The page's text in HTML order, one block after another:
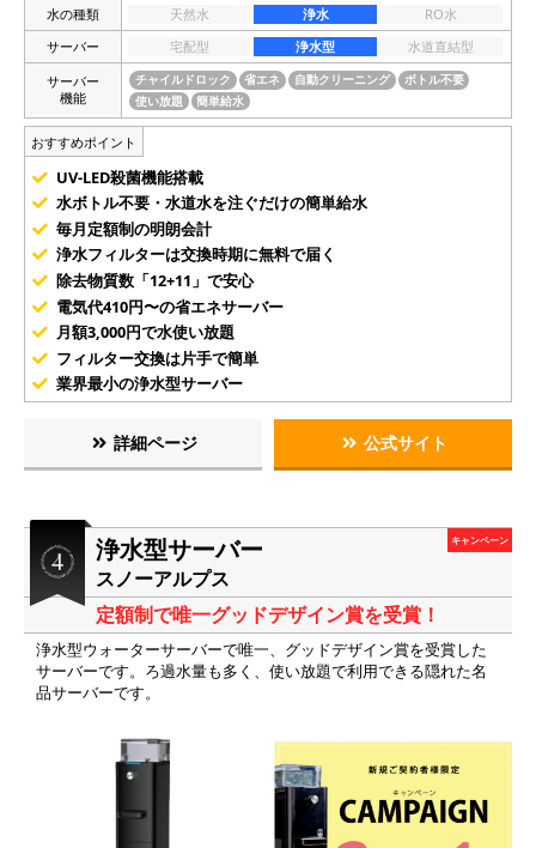
水の種類 天然水 浄水
RO水
サーバー
宅配型 浄水型
水道直結型
サーバー
機能
チャイルドロック 省エネ 自動クリーニング
ボトル不要
使い放題
簡単給水
おすすめポイント
UV-LED殺菌機能搭載
水ボトル不要・水道水を注ぐだけの簡単給水
毎月定額制の明朗会計
浄水フィルターは交換時期に無料で届く
除去物質数「12+11」で安心
電気代410円〜の省エネサーバー
月額3,000円で水使い放題
フィルター交換は片手で簡単
業界最小の浄水型サーバー
詳細ページ 公式サイト
浄水型サーバー
スノーアルプス
キャンペーン
定額制で唯一グッドデザイン賞を受賞！
浄水型ウォーターサーバーで唯一、グッドデザイン賞を受賞した
サーバーです。ろ過水量も多く、使い放題で利用できる隠れた名
品サーバーです。